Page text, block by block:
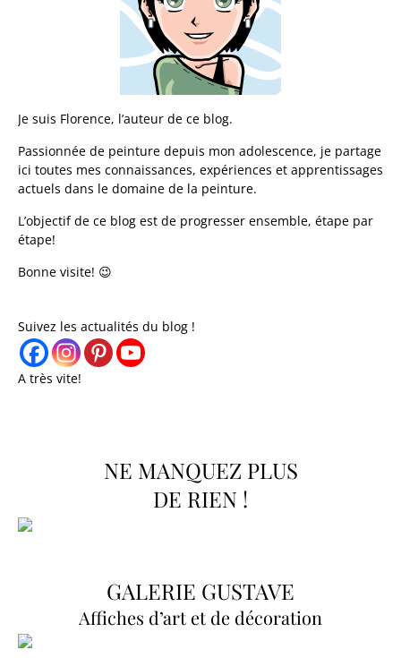
Je suis Florence, l’auteur de ce blog.
Passionnée de peinture depuis mon adolescence, je partage
ici toutes mes connaissances, expériences et apprentissages
actuels dans le domaine de la peinture.
L’objectif de ce blog est de progresser ensemble, étape par
étape!
Bonne visite! 😉
Suivez les actualités du blog !
A très vite!
NE MANQUEZ PLUS
DE RIEN !
GALERIE GUSTAVE
Affiches d’art et de décoration